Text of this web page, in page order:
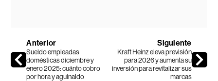
Anterior
Sueldo empleadas
domésticas diciembre y
enero 2025: cuánto cobro
por hora y aguinaldo
Siguiente
Kraft Heinz eleva previsión
para 2026 y aumenta su
inversión para revitalizar sus
marcas